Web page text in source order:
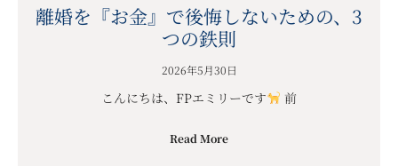
離婚を『お金』で後悔しないための、3
つの鉄則
2026年5月30日
こんにちは、FPエミリーです 前
Read More